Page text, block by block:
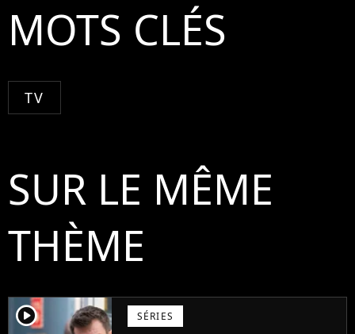
MOTS CLÉS
TV
SUR LE MÊME
THÈME
player2 SÉRIES